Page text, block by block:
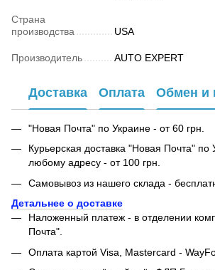
Страна
производства
USA
Производитель AUTO EXPERT
Доставка Оплата Обмен и
"Новая Почта" по Украине - от 60 грн.
Курьерская доставка "Новая Почта" по
любому адресу - от 100 грн.
Самовывоз из нашего склада -
Детальнее о доставке
Наложенный платеж - в отделении
Почта".
Оплата картой Visa, Mastercard -